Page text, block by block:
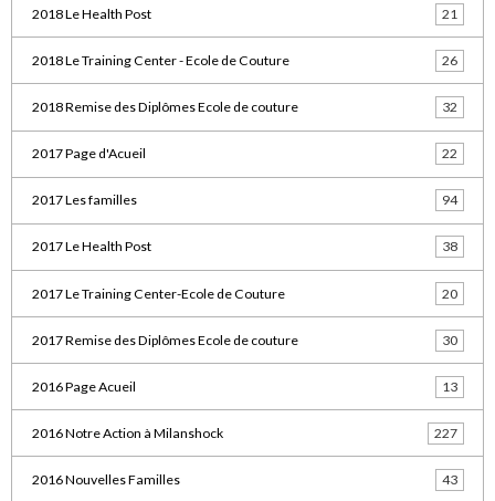
2018 Le Health Post 21
2018 Le Training Center - Ecole de Couture 26
2018 Remise des Diplômes Ecole de couture 32
2017 Page d'Acueil 22
2017 Les familles 94
2017 Le Health Post 38
2017 Le Training Center-Ecole de Couture 20
2017 Remise des Diplômes Ecole de couture 30
2016 Page Acueil 13
2016 Notre Action à Milanshock 227
2016 Nouvelles Familles 43